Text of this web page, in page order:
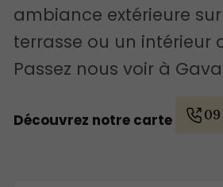
ambiance extérieure
terrasse ou un intérieur
Passez nous voir à
Découvrez notre carte 09